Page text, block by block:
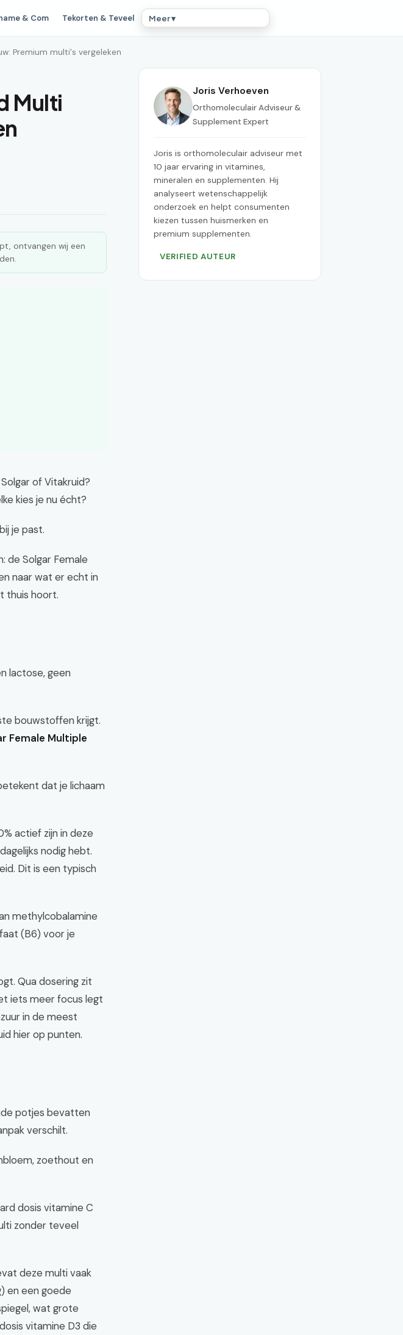
& Com Tekorten & Teveel Meer ▾
Premium multi's vergeleken
Multi
ontvangen wij een
of Vitakruid?
kies je nu écht?
je past.
de Solgar Female
naar wat er echt in
thuis hoort.
lactose, geen
bouwstoffen krijgt.
Female Multiple
dat je lichaam
actief zijn in deze
nodig hebt.
Dit is een typisch
methylcobalamine
(B6) voor je
Qua dosering zit
iets meer focus legt
in de meest
hier op punten.
potjes bevatten
verschilt.
zoethout en
dosis vitamine C
zonder teveel
deze multi vaak
en een goede
wat grote
vitamine D3 die
Joris Verhoeven
Orthomoleculair Adviseur &
Supplement Expert
Joris is orthomoleculair adviseur met
10 jaar ervaring in vitamines,
mineralen en supplementen. Hij
analyseert wetenschappelijk
onderzoek en helpt consumenten
kiezen tussen huismerken en
premium supplementen.
VERIFIED AUTEUR